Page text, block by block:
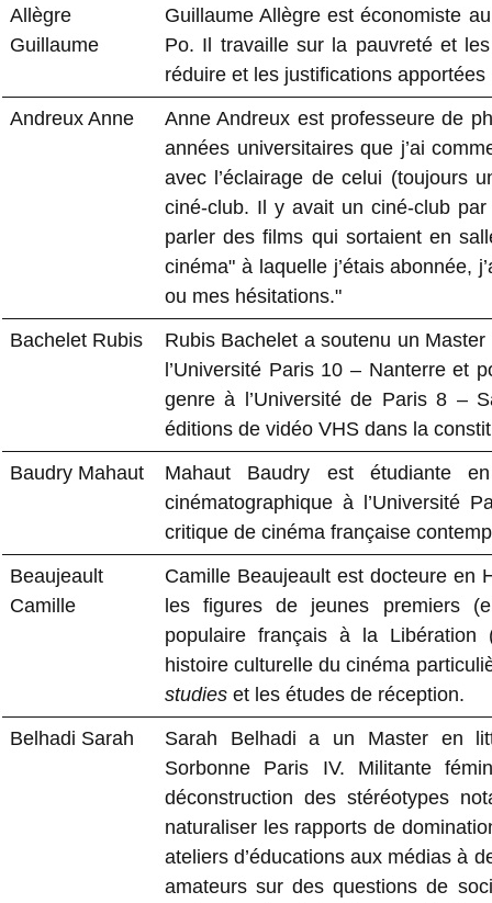
Allègre
Guillaume
Guillaume Allègre est économiste
Po. Il travaille sur la pauvreté et
réduire et les justifications apportées
Andreux Anne
Anne Andreux est professeure de
années universitaires que j’ai
avec l’éclairage de celui (toujours
ciné-club. Il y avait un ciné-club
parler des films qui sortaient en
cinéma" à laquelle j’étais abonnée,
ou mes hésitations."
Bachelet Rubis
Rubis Bachelet a soutenu un
l’Université Paris 10 – Nanterre et
genre à l’Université de Paris 8 –
éditions de vidéo VHS dans la
Baudry Mahaut
Mahaut Baudry est étudiante
cinématographique à l’Université
critique de cinéma française
Beaujeault
Camille
Camille Beaujeault est docteure en
les figures de jeunes premiers
populaire français à la Libération
histoire culturelle du cinéma
studieset les études de réception.
Belhadi Sarah
Sarah Belhadi a un Master en
Sorbonne Paris IV. Militante
déconstruction des stéréotypes
naturaliser les rapports de
ateliers d’éducations aux médias à
amateurs sur des questions de